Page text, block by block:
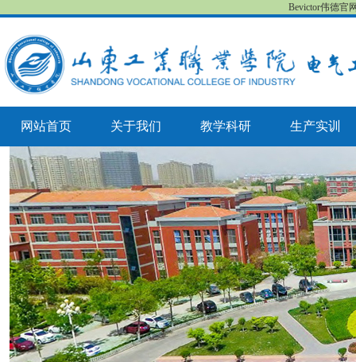
Bevictor伟德官
网站首页 关于我们 教学科研 生产实训